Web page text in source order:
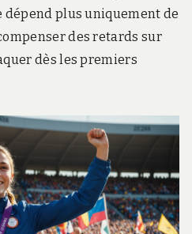
dépend plus uniquement de
des retards sur
dès les premiers